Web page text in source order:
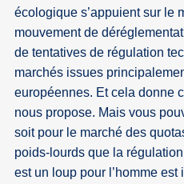
écologique s’appuient sur le
mouvement de
de tentatives de régulation
marchés issues
européennes. Et cela donne
nous propose. Mais vous
soit pour le marché des
poids-lourds que la
est un loup pour l’homme